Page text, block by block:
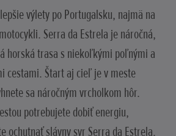
výlety po Portugalsku, najmä na
Serra da Estrela je náročná,
horská trasa s niekoľkými poľnými a
cestami. Štart aj cieľ je v meste
sa náročným vrcholkom hôr.
potrebujete dobiť energiu,
ochutnať slávny syr Serra da Estrela.